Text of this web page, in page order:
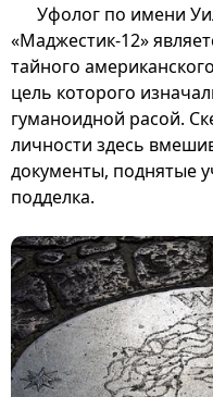
Уфолог по имени
«Маджестик-12»
тайного
цель которого
гуманоидной расой.
личности здесь
документы, поднятые
подделка.